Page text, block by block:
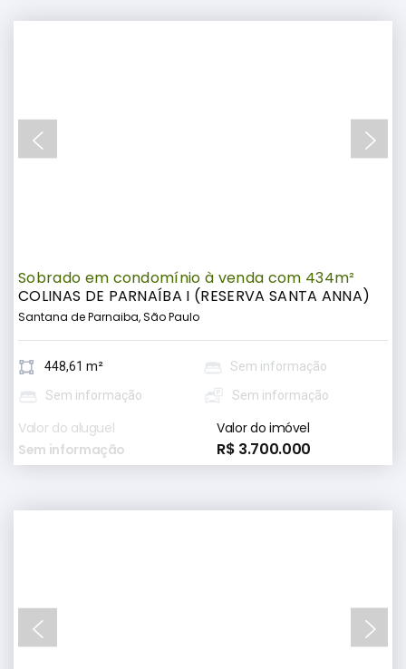
Sobrado em condomínio à venda com 434m²
COLINAS DE PARNAÍBA I (RESERVA SANTA ANNA)
Santana de Parnaiba, São Paulo
448,61 m²
Sem informação
Sem informação
Sem informação
Valor do aluguel
Sem informação
Valor do imóvel
R$ 3.700.000